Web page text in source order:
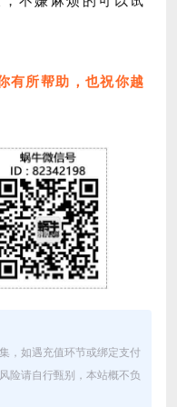
有所帮助，也祝你越
，如遇充值环节或绑定支付
险请自行甄别，本站概不负